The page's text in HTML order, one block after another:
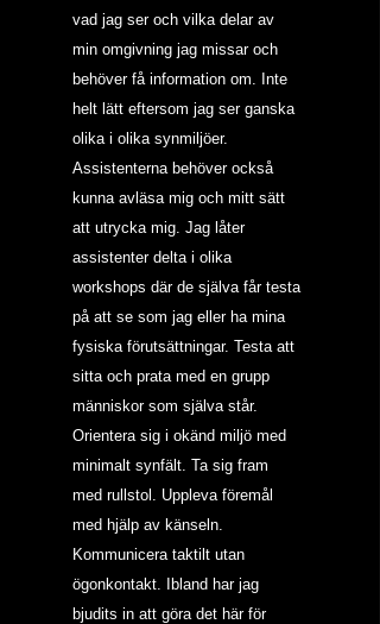
vad jag ser och vilka delar av
min omgivning jag missar och
behöver få information om. Inte
helt lätt eftersom jag ser ganska
olika i olika synmiljöer.
Assistenterna behöver också
kunna avläsa mig och mitt sätt
att utrycka mig. Jag låter
assistenter delta i olika
workshops där de själva får testa
på att se som jag eller ha mina
fysiska förutsättningar. Testa att
sitta och prata med en grupp
människor som själva står.
Orientera sig i okänd miljö med
minimalt synfält. Ta sig fram
med rullstol. Uppleva föremål
med hjälp av känseln.
Kommunicera taktilt utan
ögonkontakt. Ibland har jag
bjudits in att göra det här för